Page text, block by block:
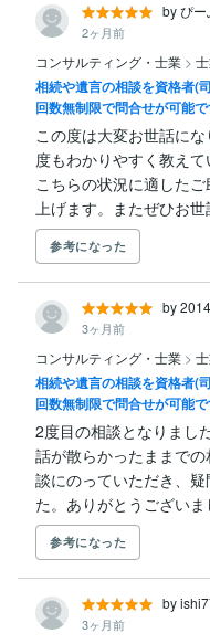
by ぴー
2ヶ月前
コンサルティング・士業 >
相続や遺言の相談を資格者(
回数無制限で問合せが可能
この度は大変お世話に
度もわかりやすく教え
こちらの状況に適した
上げます。またぜひお
参考になった
by
3ヶ月前
コンサルティング・士業 >
相続や遺言の相談を資格者(
回数無制限で問合せが可能
2度目の相談となりまし
話が散らかったままで
談にのっていただき、
た。ありがとうございま
参考になった
by
3ヶ月前